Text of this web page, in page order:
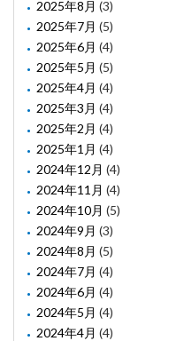
2025年8月 (3)
2025年7月 (5)
2025年6月 (4)
2025年5月 (5)
2025年4月 (4)
2025年3月 (4)
2025年2月 (4)
2025年1月 (4)
2024年12月 (4)
2024年11月 (4)
2024年10月 (5)
2024年9月 (3)
2024年8月 (5)
2024年7月 (4)
2024年6月 (4)
2024年5月 (4)
2024年4月 (4)